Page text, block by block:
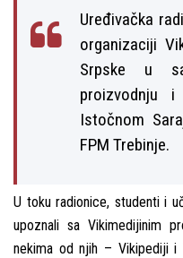
Uređivačka
organizaciji
Srpske u
proizvodnju i
Istočnom
FPM Trebinje.
U toku radionice, studenti i
upoznali sa Vikimedijinim
nekima od njih – Vikipediji i